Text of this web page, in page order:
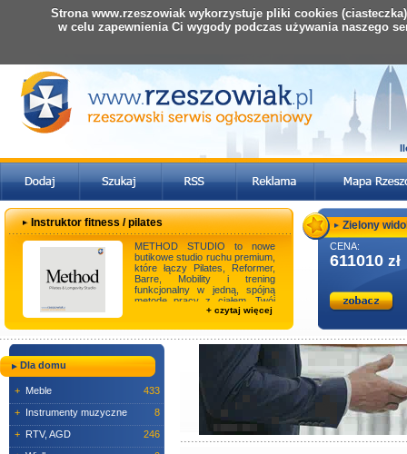
Instruktor fitness / pilates
METHOD STUDIO to nowe
butikowe studio ruchu premium,
które łączy Pilates, Reformer,
Barre, Mobility i trening
funkcjonalny w jedną, spójną
metodę pracy z ciałem. Twój
+ czytaj więcej
Zielony
CENA:
611010 zł
Dla domu
+ Meble
433
+ Instrumenty muzyczne
8
+ RTV, AGD
246
Strona www.rzeszowiak wykorzystuje pliki cookies
w celu zapewnienia Ci wygody podczas używania naszego